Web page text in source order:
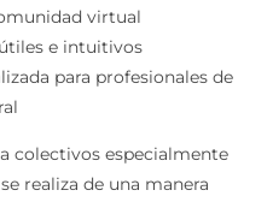
virtual
e intuitivos
para profesionales de
colectivos especialmente
realiza de una manera